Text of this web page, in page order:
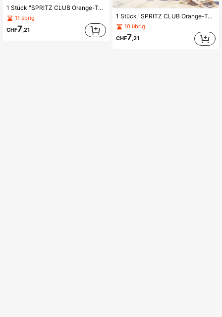
1 Stück "SPRITZ CLUB Orange-Tönung Fruchtwein Sommer Illustration" Thema Strandtuch | Schnelltrocknend, ultraweiche Polyesterfaser | Mehrzweck Yoga, Reise, Schwimmen, Camping, Fitness, Badetuch, Decke, Picknickmatte | Beste Wahl für Strandurlaub | Maschinenwaschbar | 2D flach | Exklusiver süßer Mädchen energetischer Sommerurlaubsstil | Bestes Geschenk für atmosphärenliebende Lifestyle-Enthusiasten.
11 übrig
CHF7,21
1 Stück "SPRITZ CLUB Orange-Tönung Fruchtwein Sommer Illustration" Thema Strandtuch | Schnelltrocknend, ultra-weiche Polyesterfaser | Mehrzweck Yoga, Reisen, Schwimmen, Camping, Fitness, Badetuch, Decke, Picknickmatte | Beste Wahl für Strandurlaub | Maschinenwaschbar | 2D flach
10 übrig
CHF7,21